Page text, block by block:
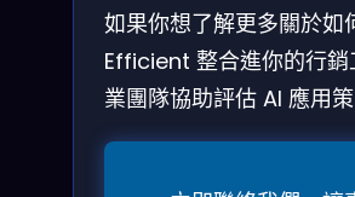
如果你想了解更多關於
Efficient 整合進你的行
業團隊協助評估 AI 應用